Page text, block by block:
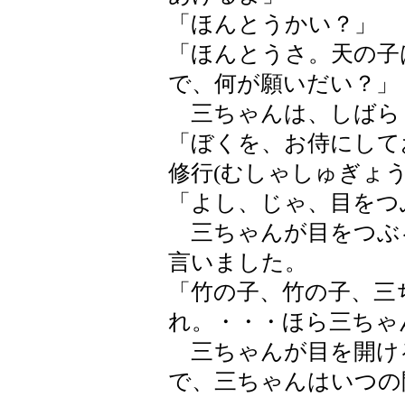
「ほんとうかい？」
「ほんとうさ。天の
で、何が願いだい？」
三ちゃんは、しばら
「ぼくを、お侍にし
修行(むしゃしゅぎょ
「よし、じゃ、目を
三ちゃんが目をつぶ
言いました。
「竹の子、竹の子、
れ。・・・ほら三ち
三ちゃんが目を開け
で、三ちゃんはいつ